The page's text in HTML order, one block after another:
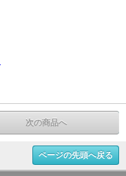
次の商品へ
ページの先頭へ戻る